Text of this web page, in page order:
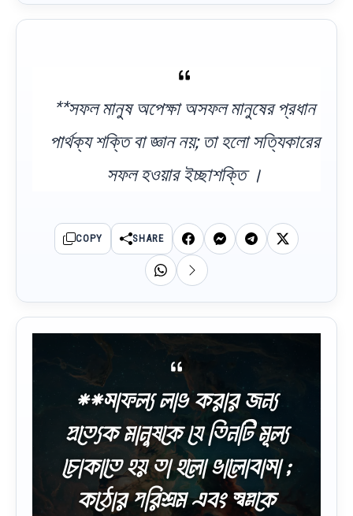
**সফল মানুষ অপেক্ষা অসফল মানুষের প্রধান
পার্থক্য শক্তি বা জ্ঞান নয়; তা হলো সত্যিকারের
সফল হওয়ার ইচ্ছাশক্তি ।
COPY SHARE
**সাফল্য লাভ করার জন্য
প্রত্যেক মানুষকে যে তিনটি মূল্য
চোকাতে হয় তা হলো ভালোবাসা ;
কঠোর পরিশ্রম এবং স্বপ্নকে